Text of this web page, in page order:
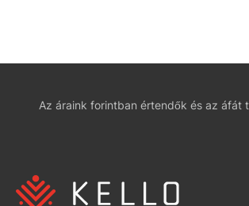
Az áraink forintban értendők és az áfát